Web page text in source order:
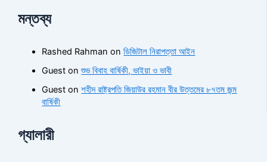
মন্তব্য
Rashed Rahman onডিজিটাল নিরাপত্তা আইন
Guest onশুভ বিবাহ বার্ষিকী, ভাইয়া ও ভাবী
Guest onশহীদ রাষ্ট্রপতি জিয়াউর রহমান বীর উত্তমের ৮৭তম জন্ম
বার্ষিকী
গ্যালারী